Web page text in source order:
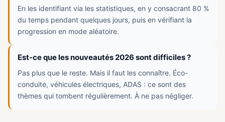
En les identifiant via les statistiques, en y consacrant 80 %
du temps pendant quelques jours, puis en vérifiant la
progression en mode aléatoire.
Est-ce que les nouveautés 2026 sont difficiles ?
Pas plus que le reste. Mais il faut les connaître. Éco-
conduite, véhicules électriques, ADAS : ce sont des
thèmes qui tombent régulièrement. À ne pas négliger.